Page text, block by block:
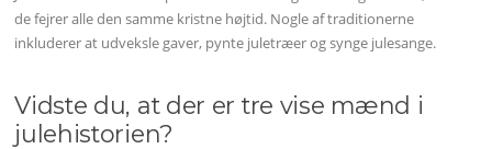
de fejrer alle den samme kristne højtid. Nogle af traditionerne
inkluderer at udveksle gaver, pynte juletræer og synge julesange.
Vidste du, at der er tre vise mænd i
julehistorien?